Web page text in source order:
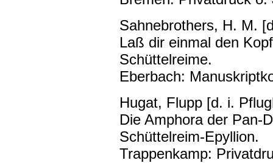
Sahnebrothers, H. M.
Laß dir einmal den
Schüttelreime.
Eberbach:
Hugat, Flupp [d. i.
Die Amphora der Pan-
Schüttelreim-Epyllion.
Trappenkamp: